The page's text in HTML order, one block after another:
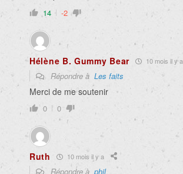
14 -2
Hélène B. Gummy Bear 10 mois il y a
Répondre à Les faits
Merci de me soutenir
0 0
Ruth 10 mois il y a
Répondre à phil